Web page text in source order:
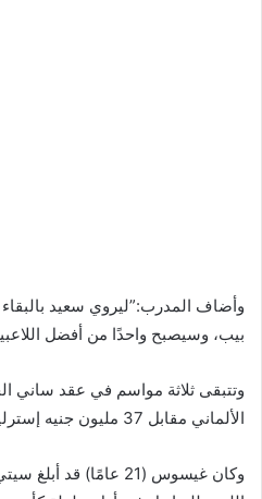
وأضاف المدرب:”ليروي سعيد
بيب، وسيصبح واحدًا من أفضل
وتتبقى ثلاثة مواسم في عقد ساني
الألماني مقابل 37 مليون جنيه إسترليني في صيف العام 2016.
وكان غيسوس (21 عامًا)